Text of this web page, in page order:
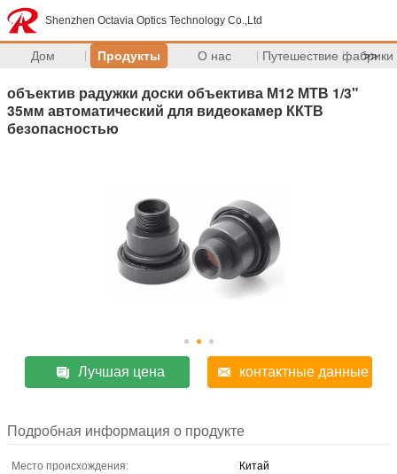
Shenzhen Octavia Optics Technology Co.,Ltd
Дом Продукты О нас Путешествие фабрики
>>
объектив радужки доски объектива М12 МТВ 1/3"
35мм автоматический для видеокамер ККТВ
безопасностью
Лучшая цена контактные данные
Подробная информация о продукте
Место происхождения:
Китай